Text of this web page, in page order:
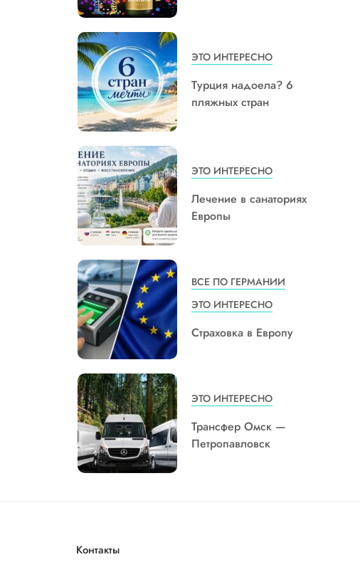
ЭТО ИНТЕРЕСНО
Турция надоела? 6
пляжных стран
ЭТО ИНТЕРЕСНО
Лечение в санаториях
Европы
ВСЕ ПО ГЕРМАНИИ
ЭТО ИНТЕРЕСНО
Страховка в Европу
ЭТО ИНТЕРЕСНО
Трансфер Омск —
Петропавловск
Контакты